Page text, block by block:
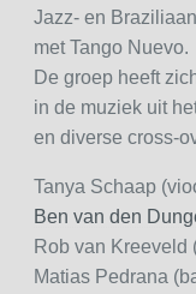
Jazz- en
met Tango Nuevo.
De groep heeft
in de muziek uit
en diverse cross-
Tanya Schaap
Ben van den
Rob van Kreeveld
Matias Pedrana